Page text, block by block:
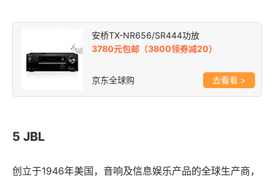
安桥TX-NR656/SR444功放
3780元包邮（3800领券减20）
京东全球购 >
5 JBL
创立于1946年美国，音响及信息娱乐产品的全球生产商，